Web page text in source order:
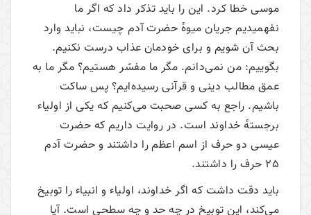
موسی خطا کرد. این‌ را باید تذکر داد که اگر ما
نفهمیدیم جریان میوهٔ حضرت آدم چیست، نباید وارد
بحث‌ آن شویم و برای خودمان عذاب درست نکنیم.
بگوییم: من نمی‌دانم. مگر ما مفسّر هستیم؟ مگر ما به
عمق مطالب دینی و قرآنی رسیده‌ایم؟ پس ساکت
باشیم. راجع به کسی صحبت می‌کنیم که یکی از اولیاء
برجستهٔ خداوند است. در روایت داریم که حضرت
عیسی دو حرف از اسم اعظم را داشتند و حضرت آدم
25 حرف را داشتند.
باید دقت داشت که اگر خداوند، اولیاء و انبیاء را توبیخ
می‌کند، این توبیخ در چه حد و چه سطحی است. آیا